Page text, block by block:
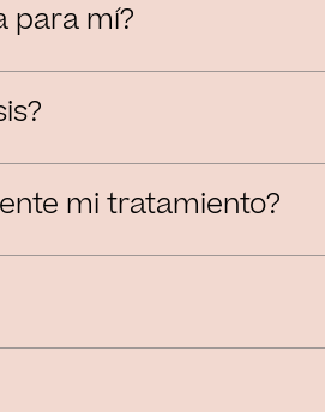
para mí?
mi tratamiento?